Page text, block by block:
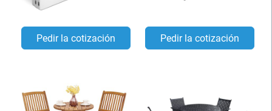
Pedir la cotización Pedir la cotización